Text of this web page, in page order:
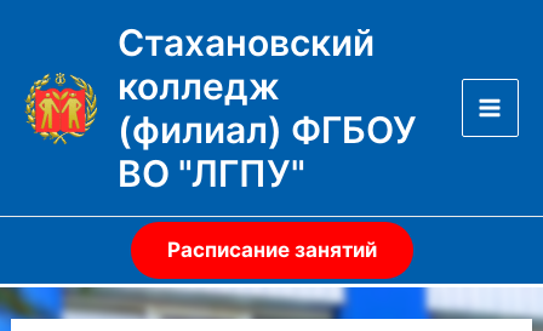
содержимому
Стахановский
колледж
(филиал) ФГБОУ
ВО "ЛГПУ"
Расписание занятий